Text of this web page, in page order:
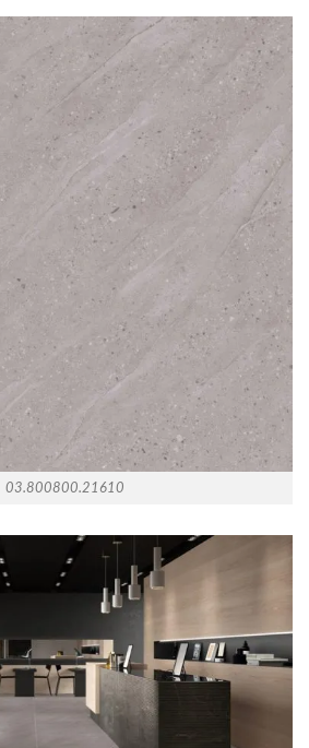
03.800800.21610